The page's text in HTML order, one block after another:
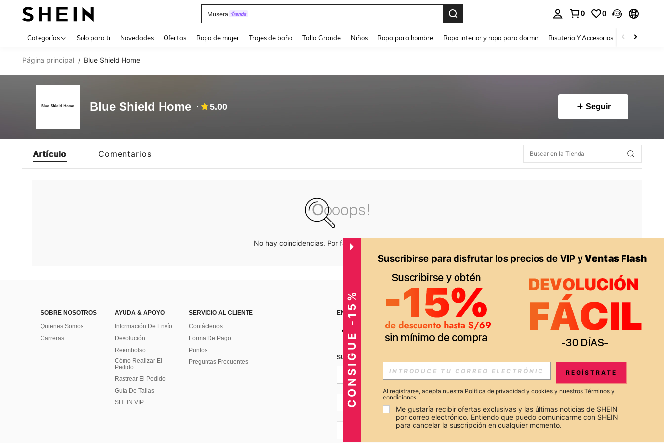
Musera
0 0
Categorías Solo para ti Novedades Ofertas Ropa de mujer Trajes de baño Talla Grande Niños Ropa para hombre Ropa interior y ropa para dormir Bisutería Y Accesorios Zapatos
Página principal / Blue Shield Home
Blue Shield Home 5.00 Seguir
Artículo Comentarios
No hay coincidencias. Por favor inténtalo de nuevo.
SOBRE NOSOTROS
Quienes Somos
Carreras
AYUDA & APOYO
Información De Envío
Devolución
Reembolso
Cómo Realizar El
Pedido
Rastrear El Pedido
Guía De Tallas
SHEIN VIP
SERVICIO AL CLIENTE
Contáctenos
Forma De Pago
Puntos
Preguntas Frecuentes
ENCUÉNTRANOS EN APP
SUSCRÍBETE PARA RECIBIR OFERTAS EXCLUSIVAS, PROMOCIONES Y NOTICIAS DE SHEIN
Suscribir
PE + 51
CONSIGUE -15% REGÍSTRATE
Al registrarse, acepta nuestra Política de privacidad y cookies y nuestros Términos y
condiciones.
Me gustaría recibir ofertas exclusivas y las últimas noticias de SHEIN
por correo electrónico. Entiendo que puedo comunicarme con SHEIN
para cancelar la suscripción en cualquier momento.